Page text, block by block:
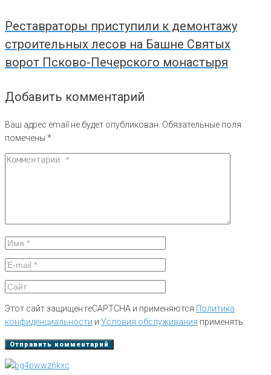
Реставраторы приступили к демонтажу
строительных лесов на Башне Святых
ворот Псково-Печерского монастыря
Добавить комментарий
Ваш адрес email не будет опубликован. Обязательные поля
помечены *
Этот сайт защищен reCAPTCHA и применяются Политика
конфиденциальности и Условия обслуживания применять.